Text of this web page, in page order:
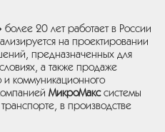
более 20 лет работает в России
на проектировании
предназначенных для
а также продаже
коммуникационного
МикроМакссистемы
в производстве